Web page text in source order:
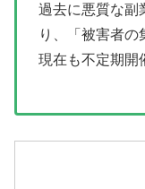
過去に悪質な副
り、「被害者の
現在も不定期開